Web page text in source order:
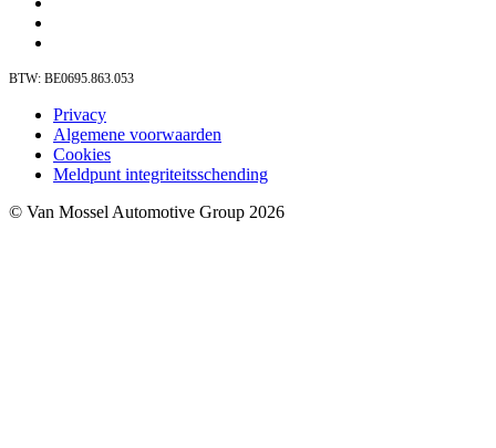
BTW: BE0695.863.053
Privacy
Algemene voorwaarden
Cookies
Meldpunt integriteitsschending
© Van Mossel Automotive Group 2026